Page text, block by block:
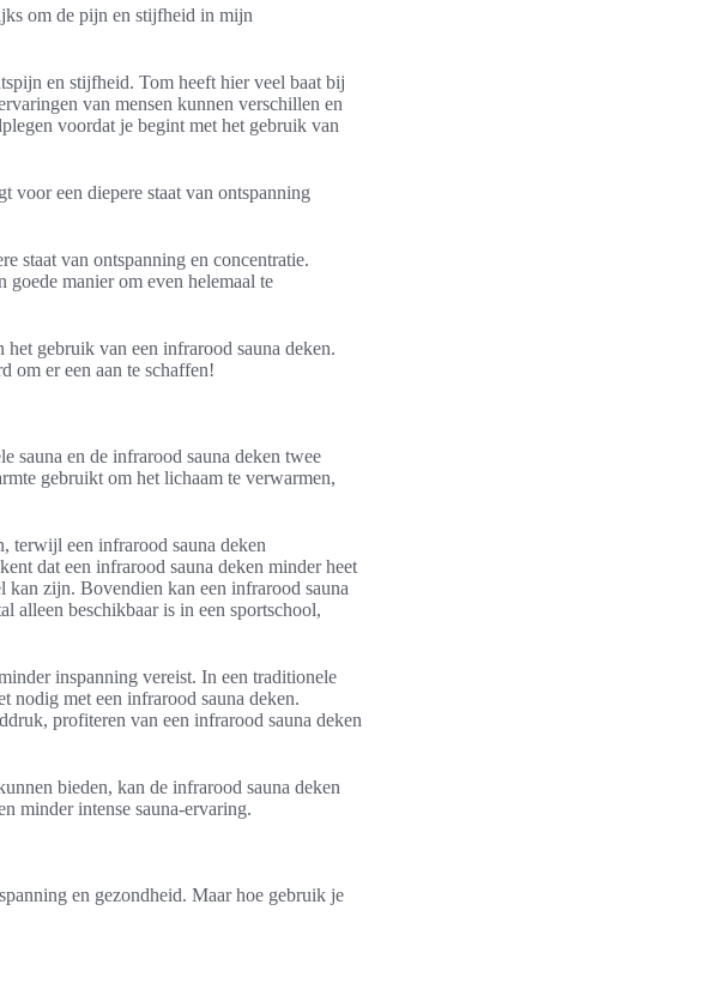
om de pijn en stijfheid in mijn
en stijfheid. Tom heeft hier veel baat bij
van mensen kunnen verschillen en
voordat je begint met het gebruik van
voor een diepere staat van ontspanning
staat van ontspanning en concentratie.
manier om even helemaal te
gebruik van een infrarood sauna deken.
om er een aan te schaffen!
sauna en de infrarood sauna deken twee
gebruikt om het lichaam te verwarmen,
terwijl een infrarood sauna deken
dat een infrarood sauna deken minder heet
kan zijn. Bovendien kan een infrarood sauna
alleen beschikbaar is in een sportschool,
inspanning vereist. In een traditionele
nodig met een infrarood sauna deken.
profiteren van een infrarood sauna deken
bieden, kan de infrarood sauna deken
minder intense sauna-ervaring.
en gezondheid. Maar hoe gebruik je